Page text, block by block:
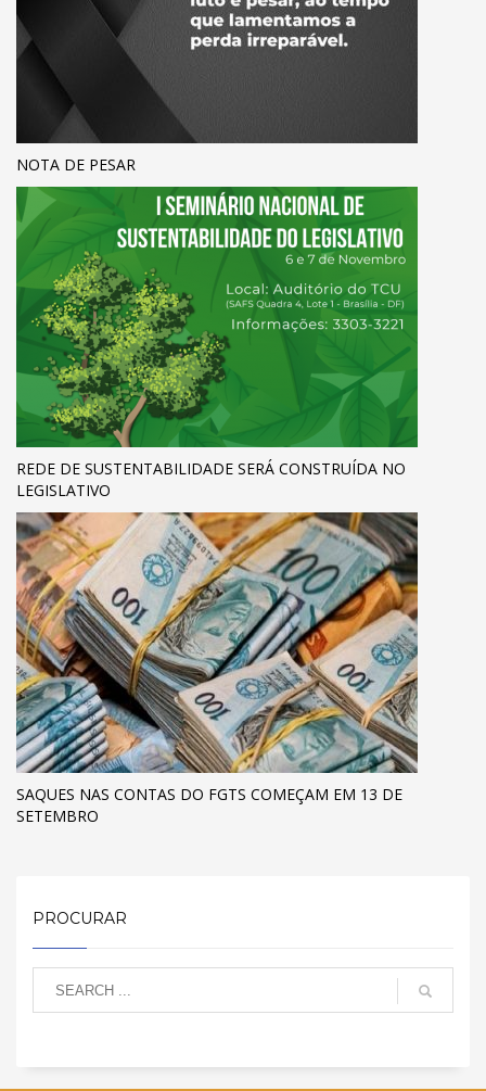
NOTA DE PESAR
REDE DE SUSTENTABILIDADE SERÁ CONSTRUÍDA NO
LEGISLATIVO
SAQUES NAS CONTAS DO FGTS COMEÇAM EM 13 DE
SETEMBRO
PROCURAR